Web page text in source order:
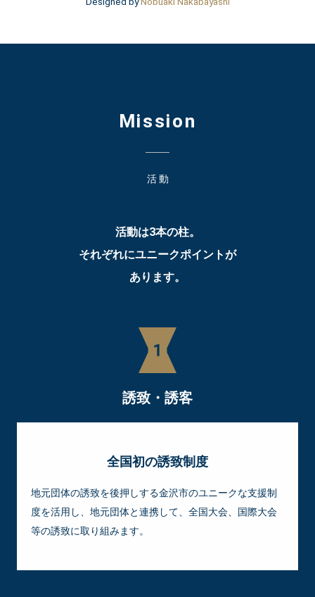
Mission
活 動
活動は3本の柱。
それぞれにユニークポイントが
あります。
誘致・誘客
全国初の誘致制度
地元団体の誘致を後押しする金沢市のユニークな支援制
度を活用し、地元団体と連携して、全国大会、国際大会
等の誘致に取り組みます。